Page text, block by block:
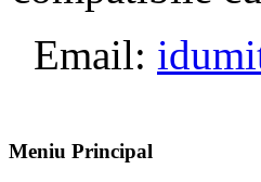
Email:
Meniu Principal